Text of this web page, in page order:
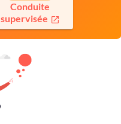
Conduite
supervisée